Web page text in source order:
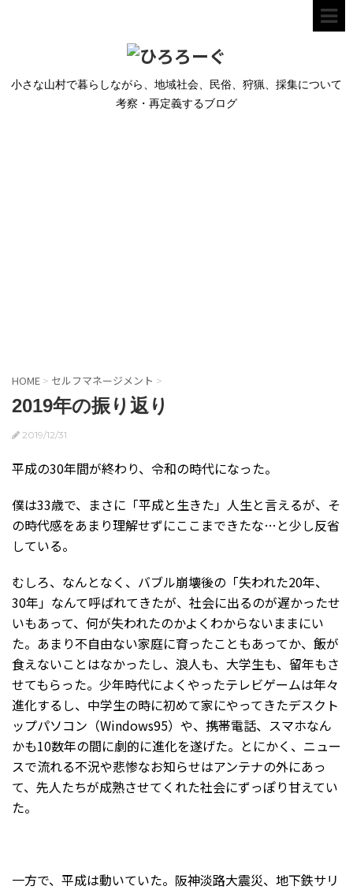
小さな山村で暮らしながら、地域社会、民俗、狩猟、採集について
考察・再定義するブログ
HOME > セルフマネージメント >
2019年の振り返り
2019/12/31
平成の30年間が終わり、令和の時代になった。
僕は33歳で、まさに「平成と生きた」人生と言えるが、そ
の時代感をあまり理解せずにここまできたな…と少し反省
している。
むしろ、なんとなく、バブル崩壊後の「失われた20年、
30年」なんて呼ばれてきたが、社会に出るのが遅かったせ
いもあって、何が失われたのかよくわからないままにい
た。あまり不自由ない家庭に育ったこともあってか、飯が
食えないことはなかったし、浪人も、大学生も、留年もさ
せてもらった。少年時代によくやったテレビゲームは年々
進化するし、中学生の時に初めて家にやってきたデスクト
ップパソコン（Windows95）や、携帯電話、スマホなん
かも10数年の間に劇的に進化を遂げた。とにかく、ニュー
スで流れる不況や悲惨なお知らせはアンテナの外にあっ
て、先人たちが成熟させてくれた社会にずっぽり甘えてい
た。
一方で、平成は動いていた。阪神淡路大震災、地下鉄サリ